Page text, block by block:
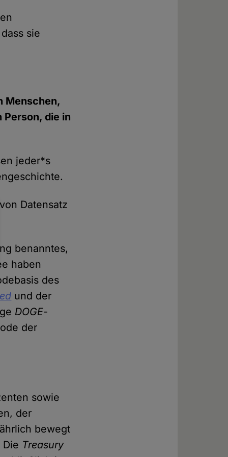
sie
Menschen,
Person, die in
jeder*s
Datensatz
benanntes,
haben
des
und der
DOGE-
der
sowie
der
bewegt
Treasury